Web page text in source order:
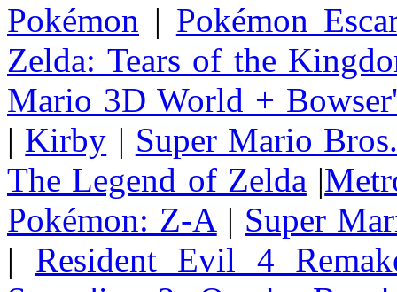
Pokémon | Pokémon
Zelda: Tears of the
Mario 3D World +
| Kirby | Super Mario
The Legend of Zelda |
Pokémon: Z-A | Super
| Resident Evil 4